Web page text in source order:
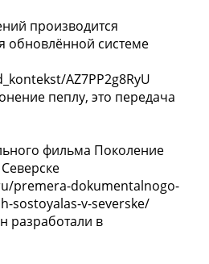
производится
обновлённой системе
AZ7PP2g8RyU
пеплу, это передача
фильма Поколение
premera-dokumentalnogo-
sostoyalas-v-severske/
разработали в